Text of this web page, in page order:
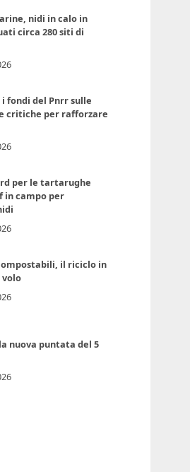
nidi in calo in
circa 280 siti di
fondi del Pnrr sulle
critiche per rafforzare
per le tartarughe
in campo per
il riciclo in
nuova puntata del 5